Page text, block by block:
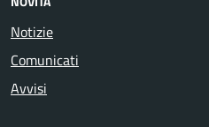
Notizie
Comunicati
Avvisi